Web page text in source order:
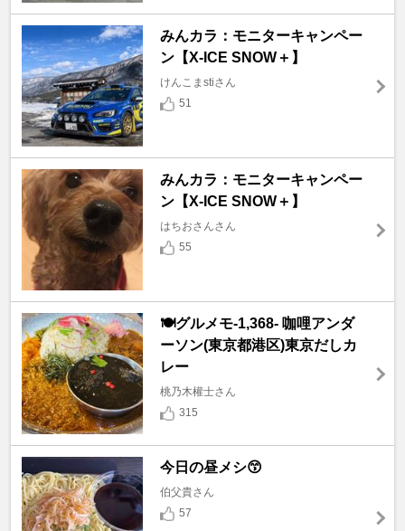
みんカラ：モニターキャンペー
ン【X-ICE SNOW＋】
けんこまstiさん
51
みんカラ：モニターキャンペー
ン【X-ICE SNOW＋】
はちおさんさん
55
🍽️グルメモ-1,368- 咖哩アンダ
ーソン(東京都港区)東京だしカ
レー
桃乃木權士さん
315
今日の昼メシ😙
伯父貴さん
57